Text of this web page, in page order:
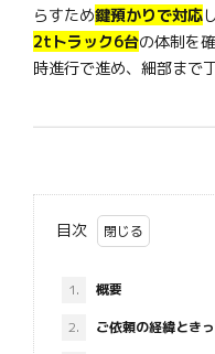
らすため鍵預かりで対応
2tトラック6台の体制を
時進行で進め、細部まで
目次
1.
概要
2.
ご依頼の経緯とき